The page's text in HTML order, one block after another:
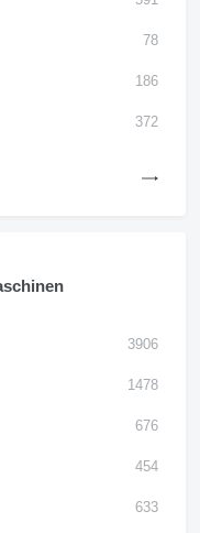
78
186
372
3906
1478
676
454
633